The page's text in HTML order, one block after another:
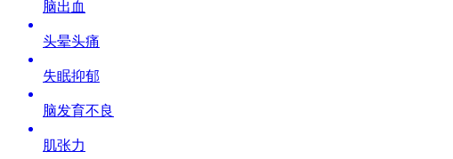
脑出血
头晕头痛
失眠抑郁
脑发育不良
肌张力